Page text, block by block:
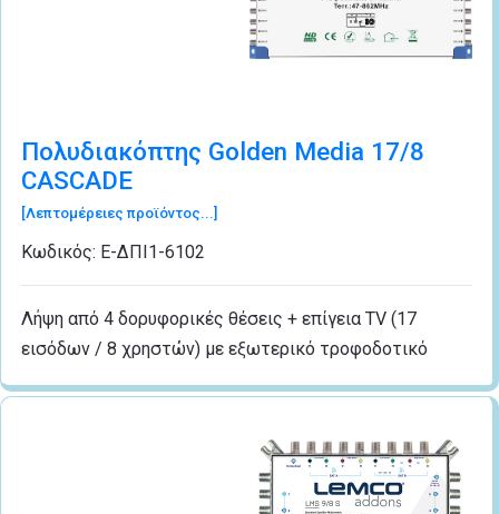
Πολυδιακόπτης Golden Media 17/8
CASCADE
[Λεπτομέρειες προϊόντος...]
Κωδικός: Ε-ΔΠΙ1-6102
Λήψη από 4 δορυφορικές θέσεις + επίγεια TV (17
εισόδων / 8 χρηστών) με εξωτερικό τροφοδοτικό